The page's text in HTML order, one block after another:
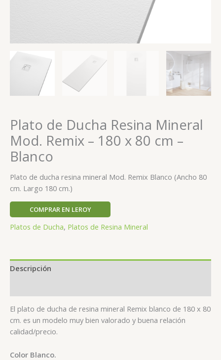
Plato de Ducha Resina Mineral
Mod. Remix – 180 x 80 cm –
Blanco
Plato de ducha resina mineral Mod. Remix Blanco (Ancho 80
cm. Largo 180 cm.)
COMPRAR EN LEROY
Platos de Ducha, Platos de Resina Mineral
Descripción
El plato de ducha de resina mineral Remix blanco de 180 x 80
cm. es un modelo muy bien valorado y buena relación
calidad/precio.
Color Blanco.